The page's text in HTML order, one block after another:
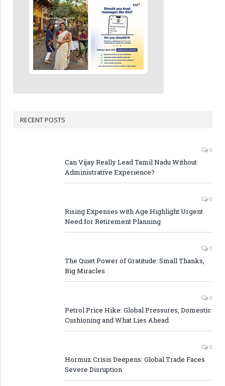
RECENT POSTS
0
Can Vijay Really Lead Tamil Nadu Without
Administrative Experience?
0
Rising Expenses with Age Highlight Urgent
Need for Retirement Planning
0
The Quiet Power of Gratitude: Small Thanks,
Big Miracles
0
Petrol Price Hike: Global Pressures, Domestic
Cushioning and What Lies Ahead
0
Hormuz Crisis Deepens: Global Trade Faces
Severe Disruption